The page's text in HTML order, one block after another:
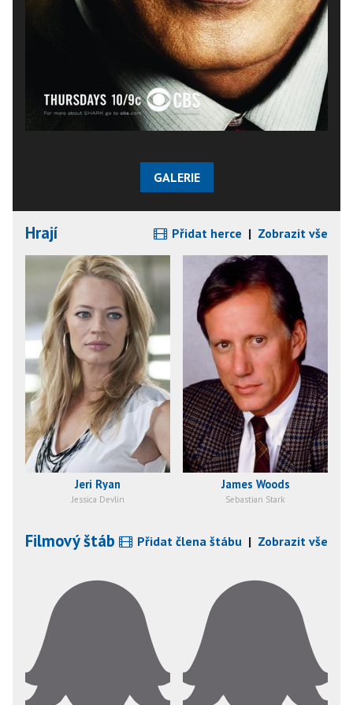
GALERIE
Hrají Přidat herce | Zobrazit vše
Jeri Ryan
Jessica Devlin
James Woods
Sebastian Stark
Filmový štáb Přidat člena štábu | Zobrazit vše